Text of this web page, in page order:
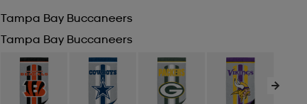
Tampa Bay Buccaneers
Tampa Bay Buccaneers